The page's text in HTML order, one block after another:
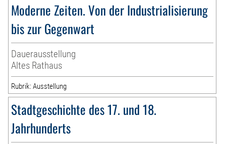
Moderne Zeiten. Von der Industrialisierung
bis zur Gegenwart
Dauerausstellung
Altes Rathaus
Rubrik: Ausstellung
Stadtgeschichte des 17. und 18.
Jahrhunderts